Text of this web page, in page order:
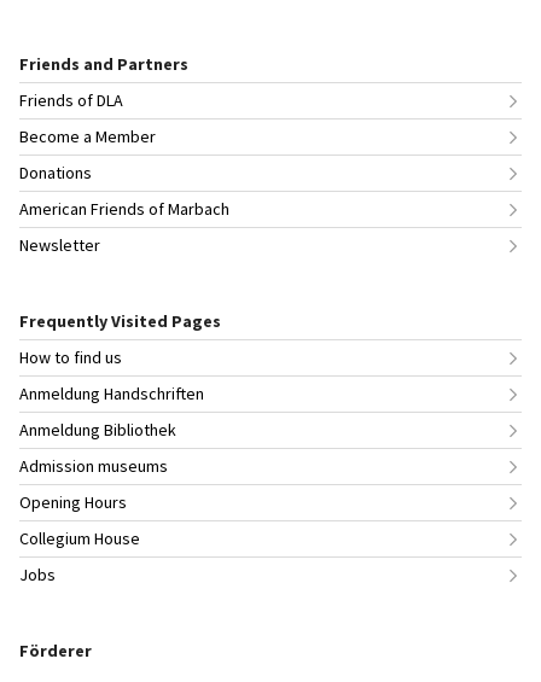
Friends and Partners
Friends of DLA
Become a Member
Donations
American Friends of Marbach
Newsletter
Frequently Visited Pages
How to find us
Anmeldung Handschriften
Anmeldung Bibliothek
Admission museums
Opening Hours
Collegium House
Jobs
Förderer